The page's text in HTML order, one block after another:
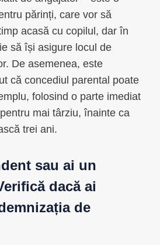
părinți, care vor să
acasă cu copilul, dar în
să își asigure locul de
De asemenea, este
că concediul parental poate
folosind o parte imediat
mai târziu, înainte ca
trei ani.
sau ai un
dacă ai
de